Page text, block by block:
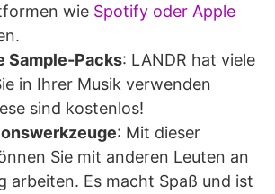
wie Spotify oder Apple
Sample-Packs: LANDR hat viele
in Ihrer Musik verwenden
sind kostenlos!
: Mit dieser
Sie mit anderen Leuten an
arbeiten. Es macht Spaß und ist